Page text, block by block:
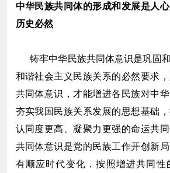
中华民族共同体的形成和发展是人心
历史必然
铸牢中华民族共同体意识是巩固
和谐社会主义民族关系的必然要求
共同体意识，才能增进各民族对中
夯实我国民族关系发展的思想基础
认同度更高、凝聚力更强的命运共
共同体意识是党的民族工作开创新
有顺应时代变化，按照增进共同性